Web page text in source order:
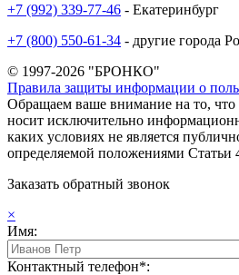
+7 (992) 339-77-46 - Екатеринбург
+7 (800) 550-61-34 - другие города
© 1997-2026 "БРОНКО"
Правила защиты информации о
Обращаем ваше внимание на то, что
носит исключительно
каких условиях не является
определяемой положениями
Заказать обратный звонок
×
Имя:
Контактный телефон*: